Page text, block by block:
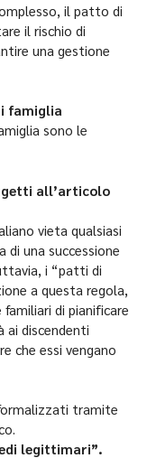
il patto di
il rischio di
una gestione
famiglia
sono le
all’articolo
vieta qualsiasi
una successione
i “patti di
a questa regola,
di pianificare
discendenti
che essi vengano
tramite
legittimari”.